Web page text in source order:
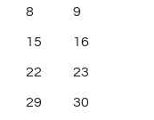
8 9
15 16
22 23
29 30